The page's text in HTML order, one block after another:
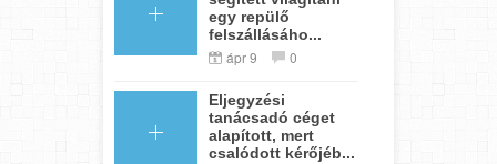
egy repülő
felszállásáho...
ápr 9 0
Eljegyzési
tanácsadó céget
alapított, mert
csalódott kérőjéb...